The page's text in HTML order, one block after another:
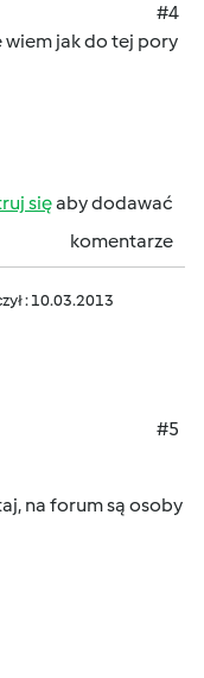
#4
wiem jak do tej pory
sięaby dodawać
komentarze
: 10.03.2013
#5
na forum są osoby